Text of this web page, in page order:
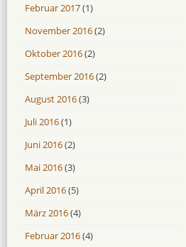
Februar 2017(1)
November 2016(2)
Oktober 2016(2)
September 2016(2)
August 2016(3)
Juli 2016(1)
Juni 2016(2)
Mai 2016(3)
April 2016(5)
März 2016(4)
Februar 2016(4)